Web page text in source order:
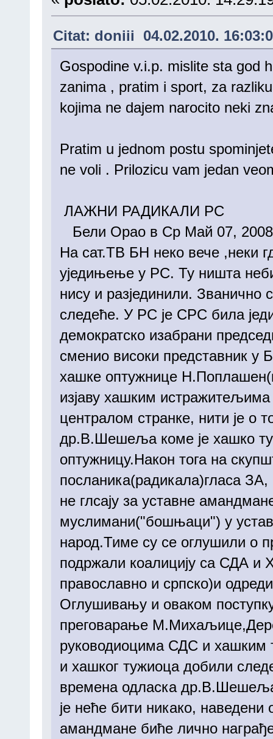
Citat: doniii 04.02.2010.
Gospodine v.i.p. mislite sta god
zanima , pratim i sport, za
kojima ne dajem narocito neki
Pratim u jednom postu
ne voli . Prilozicu vam jedan
ЛАЖНИ РАДИКАЛИ РС
Бели Орао в Ср Май 07,
На сат.ТВ БН неко вече ,неки
уједињење у РС. Ту ништа
нису и разјединили.
следеће. У РС је СРС била
демократско изабрани
сменио високи представник
хашке оптужнице
изјаву хашким
централом странке, нити је о
др.В.Шешеља коме је хашко
оптужницу.Након тога на
посланика(радикала)гласа
не глсају за уставне
муслимани("бошњаци") у
народ.Тиме су се оглушили о
подржали коалицију са СДА и
православно и српско)и
Оглушивању и оваком
преговарање
руководиоцима СДС и
и хашког тужиоца добили
времена одласка
је неће бити никако, наведени
амандмане биће лично